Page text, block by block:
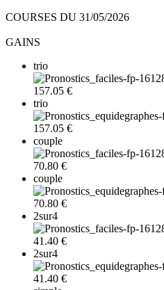
COURSES DU 31/05/2026
GAINS
trio
157.05 €
trio
157.05 €
couple
70.80 €
couple
70.80 €
2sur4
41.40 €
2sur4
41.40 €